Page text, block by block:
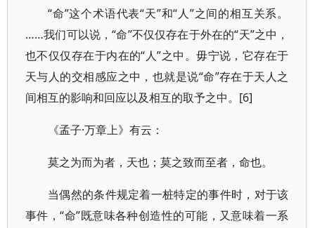
“命”这个术语代表“天”和“人”之间的相互关系。
……我们可以说，“命”不仅仅存在于外在的“天”之中，
也不仅仅存在于内在的“人”之中。毋宁说，它存在于
天与人的交相感应之中，也就是说“命”存在于天人之
间相互的影响和回应以及相互的取予之中。[6]
《孟子·万章上》有云：
莫之为而为者，天也；莫之致而至者，命也。
当偶然的条件规定着一桩特定的事件时，对于该
事件，“命”既意味各种创造性的可能，又意味着一系